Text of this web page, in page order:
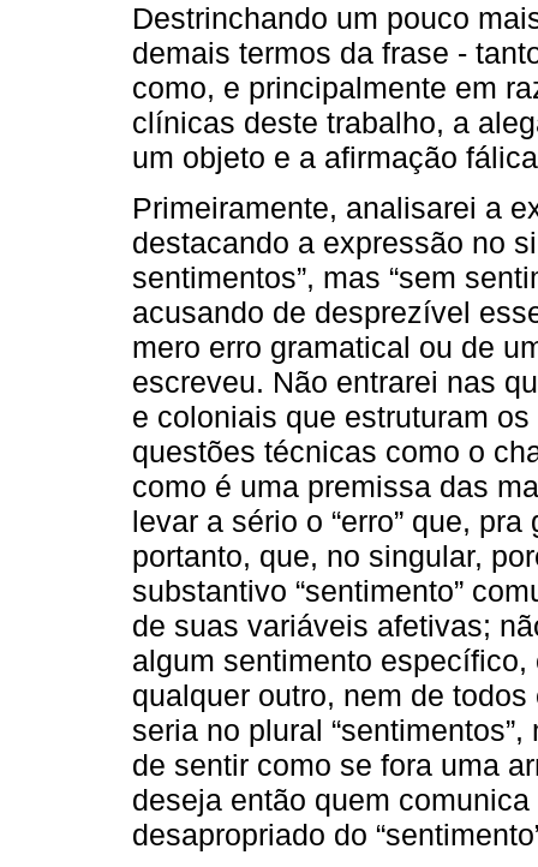
Destrinchando um pouco
demais termos da frase -
como, e principalmente em
clínicas deste trabalho, a
um objeto e a afirmação
Primeiramente, analisarei a
destacando a expressão no
sentimentos”, mas “sem
acusando de desprezível
mero erro gramatical ou de
escreveu. Não entrarei nas
e coloniais que estruturam
questões técnicas como o
como é uma premissa das
levar a sério o “erro” que,
portanto, que, no singular,
substantivo “sentimento”
de suas variáveis afetivas;
algum sentimento
qualquer outro, nem de
seria no plural
de sentir como se fora uma
deseja então quem
desapropriado do